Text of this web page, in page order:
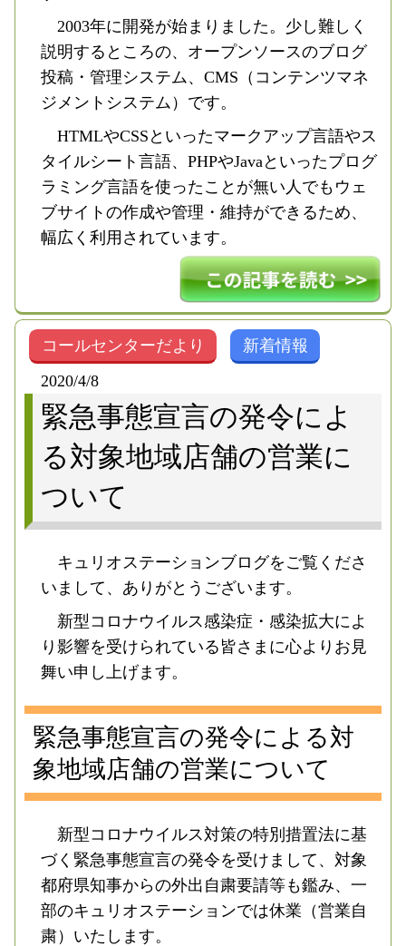
2003年に開発が始まりました。少し難しく
説明するところの、オープンソースのブログ
投稿・管理システム、CMS（コンテンツマネ
ジメントシステム）です。
HTMLやCSSといったマークアップ言語やス
タイルシート言語、PHPやJavaといったプログ
ラミング言語を使ったことが無い人でもウェ
ブサイトの作成や管理・維持ができるため、
幅広く利用されています。
コールセンターだより
新着情報
2020/4/8
緊急事態宣言の発令によ
る対象地域店舗の営業に
ついて
キュリオステーションブログをご覧くださ
いまして、ありがとうございます。
新型コロナウイルス感染症・感染拡大によ
り影響を受けられている皆さまに心よりお見
舞い申し上げます。
緊急事態宣言の発令による対
象地域店舗の営業について
新型コロナウイルス対策の特別措置法に基
づく緊急事態宣言の発令を受けまして、対象
都府県知事からの外出自粛要請等も鑑み、一
部のキュリオステーションでは休業（営業自
粛）いたします。